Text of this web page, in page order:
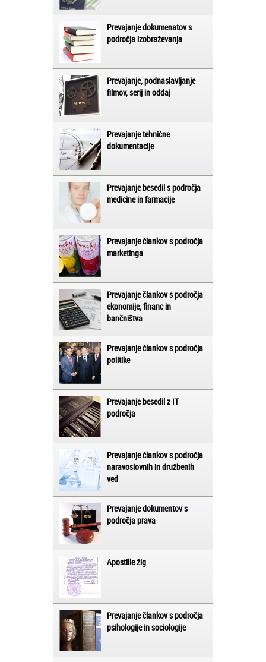
Prevajanje dokumenatov s
področja izobraževanja
Prevajanje, podnaslavljanje
filmov, serij in oddaj
Prevajanje tehnične
dokumentacije
Prevajanje besedil s področja
medicine in farmacije
Prevajanje člankov s področja
marketinga
Prevajanje člankov s področja
ekonomije, financ in
bančništva
Prevajanje člankov s področja
politike
Prevajanje besedil z IT
področja
Prevajanje člankov s področja
naravoslovnih in družbenih
ved
Prevajanje dokumentov s
področja prava
Apostille žig
Prevajanje člankov s področja
psihologije in sociologije